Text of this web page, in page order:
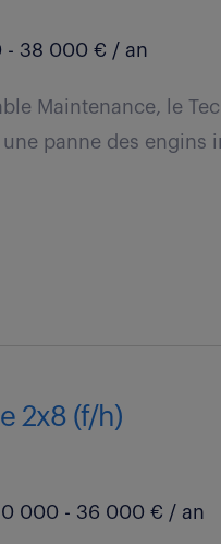
- 38 000 € / an
Maintenance, le
panne des engins
2x8 (f/h)
000 - 36 000 € / an